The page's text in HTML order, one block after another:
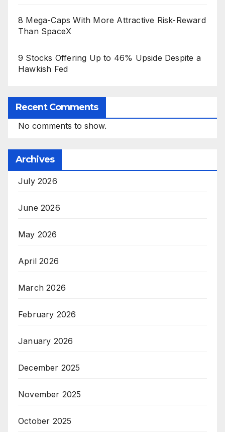
8 Mega-Caps With More Attractive Risk-Reward
Than SpaceX
9 Stocks Offering Up to 46% Upside Despite a
Hawkish Fed
Recent Comments
No comments to show.
Archives
July 2026
June 2026
May 2026
April 2026
March 2026
February 2026
January 2026
December 2025
November 2025
October 2025